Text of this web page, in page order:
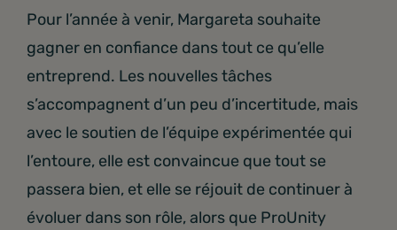
Pour l’année à venir, Margareta souhaite
gagner en confiance dans tout ce qu’elle
entreprend. Les nouvelles tâches
s’accompagnent d’un peu d’incertitude, mais
avec le soutien de l’équipe expérimentée qui
l’entoure, elle est convaincue que tout se
passera bien, et elle se réjouit de continuer à
évoluer dans son rôle, alors que ProUnity